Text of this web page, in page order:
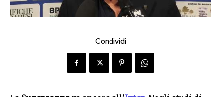
Condividi